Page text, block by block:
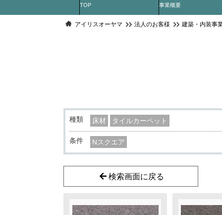
TOP 事業概要
アイリスオーヤマ 法人のお客様 建築・内装事
種類 床材 タイルカーペット
条件 Nスクエア
検索画面に戻る